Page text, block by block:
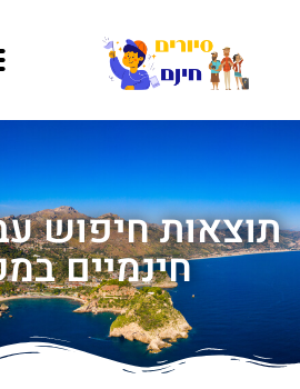
תוצאות חיפוש
חינמיים